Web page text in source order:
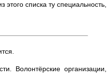
списка ту специальность,
Волонтёрские организации,